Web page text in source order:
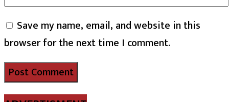
Save my name, email, and website in this
browser for the next time I comment.